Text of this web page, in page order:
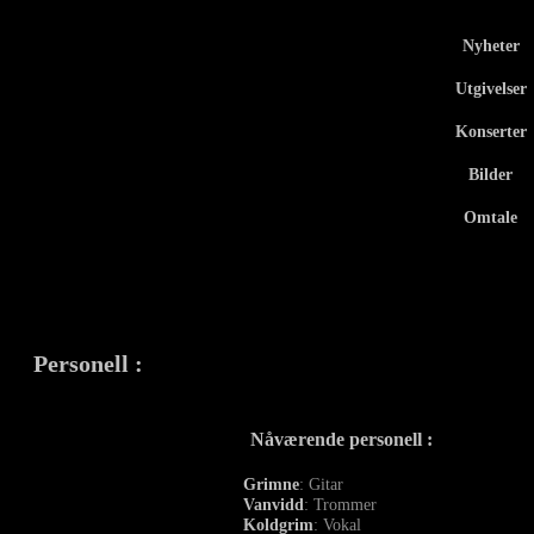
Nyheter
Utgivelser
Konserter
Bilder
Omtale
Personell :
Nåværende personell :
Grimne: Gitar
Vanvidd: Trommer
Koldgrim: Vokal